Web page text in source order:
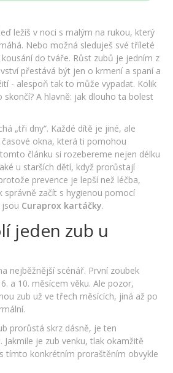
ležíš v noci s malým na rukou, který
Nebo možná sleduješ své tříleté
do tváře. Růst zubů je jedním z
přestává být jen o krmení a spaní a
- alespoň tak to může vypadat. Kolik
A hlavně: jak dlouho ta bolest
„tři dny“. Každé dítě je jiné, ale
okna, která ti pomohou
článku si rozebereme nejen délku
u starších dětí, když prorůstají
prevence je lepší než léčba,
správně začít s hygienou pomocí
Curaprox kartáčky.
jeden zub u
nejběžnější scénář. První zoubek
a 10. měsícem věku. Ale pozor,
zub už ve třech měsících, jiná až po
prorůstá skrz dásně, je ten
je zub venku, tlak okamžitě
tímto konkrétním proraštěním obvykle